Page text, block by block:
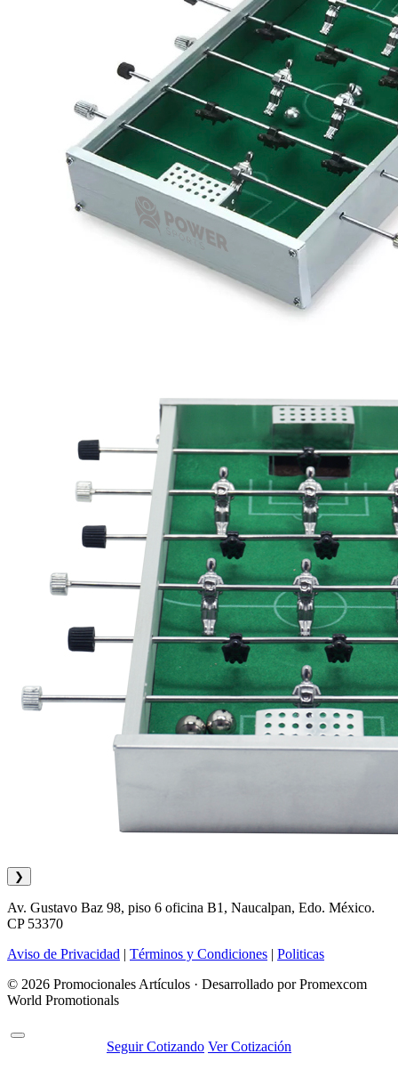
❯
Av. Gustavo Baz 98, piso 6 oficina B1, Naucalpan, Edo. México.
CP 53370
Aviso de Privacidad | Términos y Condiciones | Politicas
© 2026 Promocionales Artículos · Desarrollado por Promexcom
World Promotionals
Seguir Cotizando Ver Cotización